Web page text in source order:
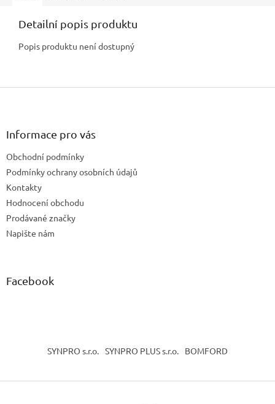
Detailní popis produktu
Popis produktu není dostupný
Z
Informace pro vás
Obchodní podmínky
Podmínky ochrany osobních údajů
Kontakty
Hodnocení obchodu
Prodávané značky
Napište nám
Facebook
SYNPRO s.r.o. SYNPRO PLUS s.r.o. BOMFORD